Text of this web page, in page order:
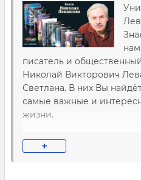
писатель и
Николай Викторович
Светлана. В них Вы
самые важные и
жизни.
Из книг Николая
образовалась планета
+